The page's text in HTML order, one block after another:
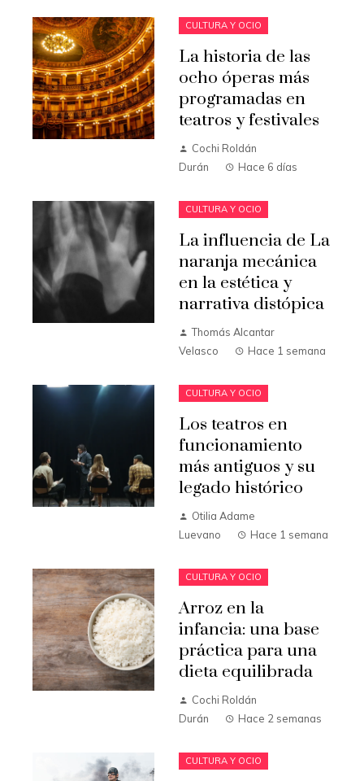
CULTURA Y OCIO
La historia de las
ocho óperas más
programadas en
teatros y festivales
Cochi Roldán
Durán
Hace 6 días
CULTURA Y OCIO
La influencia de La
naranja mecánica
en la estética y
narrativa distópica
Thomás Alcantar
Velasco
Hace 1 semana
CULTURA Y OCIO
Los teatros en
funcionamiento
más antiguos y su
legado histórico
Otilia Adame
Luevano
Hace 1 semana
CULTURA Y OCIO
Arroz en la
infancia: una base
práctica para una
dieta equilibrada
Cochi Roldán
Durán
Hace 2 semanas
CULTURA Y OCIO